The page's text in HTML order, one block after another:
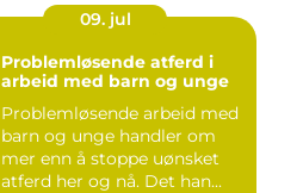
09. jul
Problemløsende atferd i
arbeid med barn og unge
Problemløsende arbeid med
barn og unge handler om
mer enn å stoppe uønsket
atferd her og nå. Det han...